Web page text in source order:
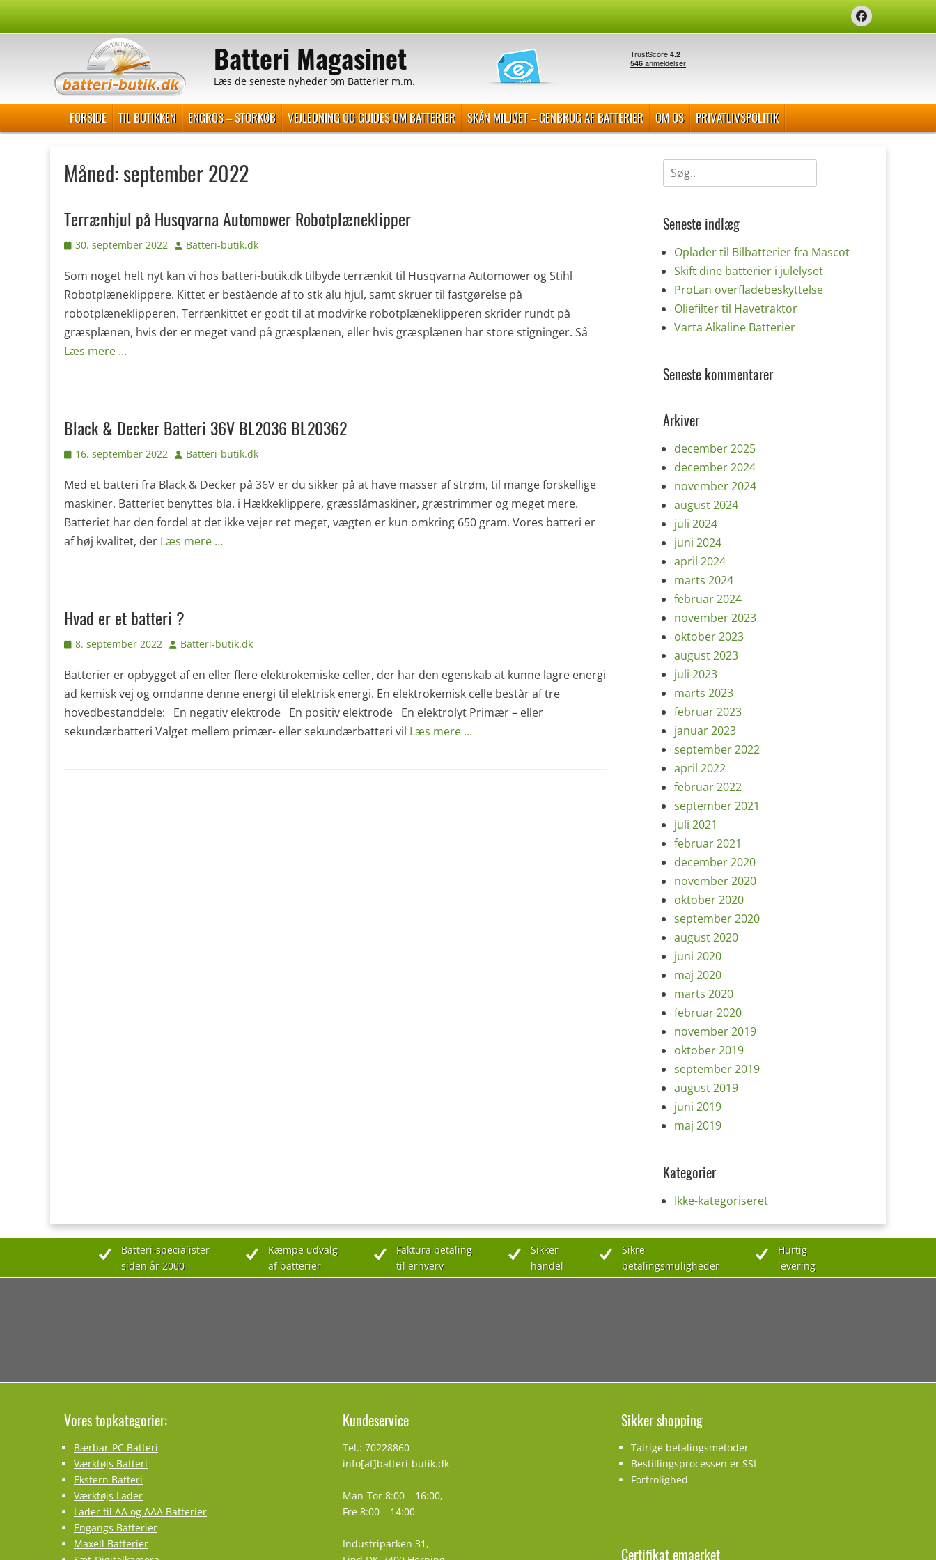
Facebook
Batteri Magasinet
Læs de seneste nyheder om Batterier m.m.
Primær Menu
FORSIDE TIL BUTIKKEN ENGROS – STORKØB VEJLEDNING OG GUIDES OM BATTERIER SKÅN MILJØET – GENBRUG AF BATTERIER OM OS PRIVATLIVSPOLITIK
Måned:september 2022
Terrænhjul på Husqvarna Automower Robotplæneklipper
Udgivet
30. september 2022 Forfatter
Batteri-butik.dk
Som noget helt nyt kan vi hos batteri-butik.dk tilbyde terrænkit til Husqvarna Automower og Stihl
Robotplæneklippere. Kittet er bestående af to stk alu hjul, samt skruer til fastgørelse på
robotplæneklipperen. Terrænkittet er godt til at modvirke robotplæneklipperen skrider rundt på
græsplænen, hvis der er meget vand på græsplænen, eller hvis græsplænen har store stigninger. Så
Læs mere …
Black & Decker Batteri 36V BL2036 BL20362
Udgivet
16. september 2022 Forfatter
Batteri-butik.dk
Med et batteri fra Black & Decker på 36V er du sikker på at have masser af strøm, til mange forskellige
maskiner. Batteriet benyttes bla. i Hækkeklippere, græsslåmaskiner, græstrimmer og meget mere.
Batteriet har den fordel at det ikke vejer ret meget, vægten er kun omkring 650 gram. Vores batteri er
af høj kvalitet, der Læs mere …
Hvad er et batteri ?
Udgivet
8. september 2022 Forfatter
Batteri-butik.dk
Batterier er opbygget af en eller flere elektrokemiske celler, der har den egenskab at kunne lagre energi
ad kemisk vej og omdanne denne energi til elektrisk energi. En elektrokemisk celle består af tre
hovedbestanddele: En negativ elektrode En positiv elektrode En elektrolyt Primær – eller
sekundærbatteri Valget mellem primær- eller sekundærbatteri vil Læs mere …
Søg
efter:
Seneste indlæg
Oplader til Bilbatterier fra Mascot
Skift dine batterier i julelyset
ProLan overfladebeskyttelse
Oliefilter til Havetraktor
Varta Alkaline Batterier
Seneste kommentarer
Arkiver
december 2025
december 2024
november 2024
august 2024
juli 2024
juni 2024
april 2024
marts 2024
februar 2024
november 2023
oktober 2023
august 2023
juli 2023
marts 2023
februar 2023
januar 2023
september 2022
april 2022
februar 2022
september 2021
juli 2021
februar 2021
december 2020
november 2020
oktober 2020
september 2020
august 2020
juni 2020
maj 2020
marts 2020
februar 2020
november 2019
oktober 2019
september 2019
august 2019
juni 2019
maj 2019
Kategorier
Ikke-kategoriseret
Batteri-specialister
siden år 2000
Kæmpe udvalg
af batterier
Faktura betaling
til erhverv
Sikker
handel
Sikre
betalingsmuligheder
Hurtig
levering
Vores topkategorier:
Bærbar-PC Batteri
Værktøjs Batteri
Ekstern Batteri
Værktøjs Lader
Lader til AA og AAA Batterier
Engangs Batterier
Maxell Batterier
Kundeservice
Tel.: 70228860
info[at]batteri-butik.dk
Man-Tor 8:00 – 16:00,
Fre 8:00 – 14:00
Industriparken 31,
Sikker shopping
Talrige betalingsmetoder
Bestillingsprocessen er SSL
Fortrolighed
Certifikat emaerket